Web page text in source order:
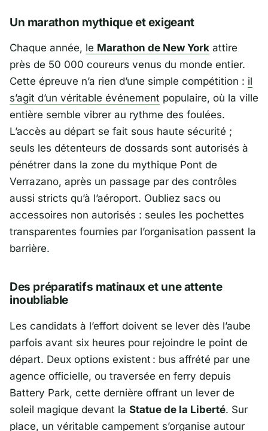
Un marathon mythique et exigeant
Chaque année, le Marathon de New York attire
près de 50 000 coureurs venus du monde entier.
Cette épreuve n’a rien d’une simple compétition : il
s’agit d’un véritable événement populaire, où la ville
entière semble vibrer au rythme des foulées.
L’accès au départ se fait sous haute sécurité ;
seuls les détenteurs de dossards sont autorisés à
pénétrer dans la zone du mythique Pont de
Verrazano, après un passage par des contrôles
aussi stricts qu’à l’aéroport. Oubliez sacs ou
accessoires non autorisés : seules les pochettes
transparentes fournies par l’organisation passent la
barrière.
Des préparatifs matinaux et une attente
inoubliable
Les candidats à l’effort doivent se lever dès l’aube
parfois avant six heures pour rejoindre le point de
départ. Deux options existent : bus affrété par une
agence officielle, ou traversée en ferry depuis
Battery Park, cette dernière offrant un lever de
soleil magique devant la Statue de la Liberté. Sur
place, un véritable campement s’organise autour